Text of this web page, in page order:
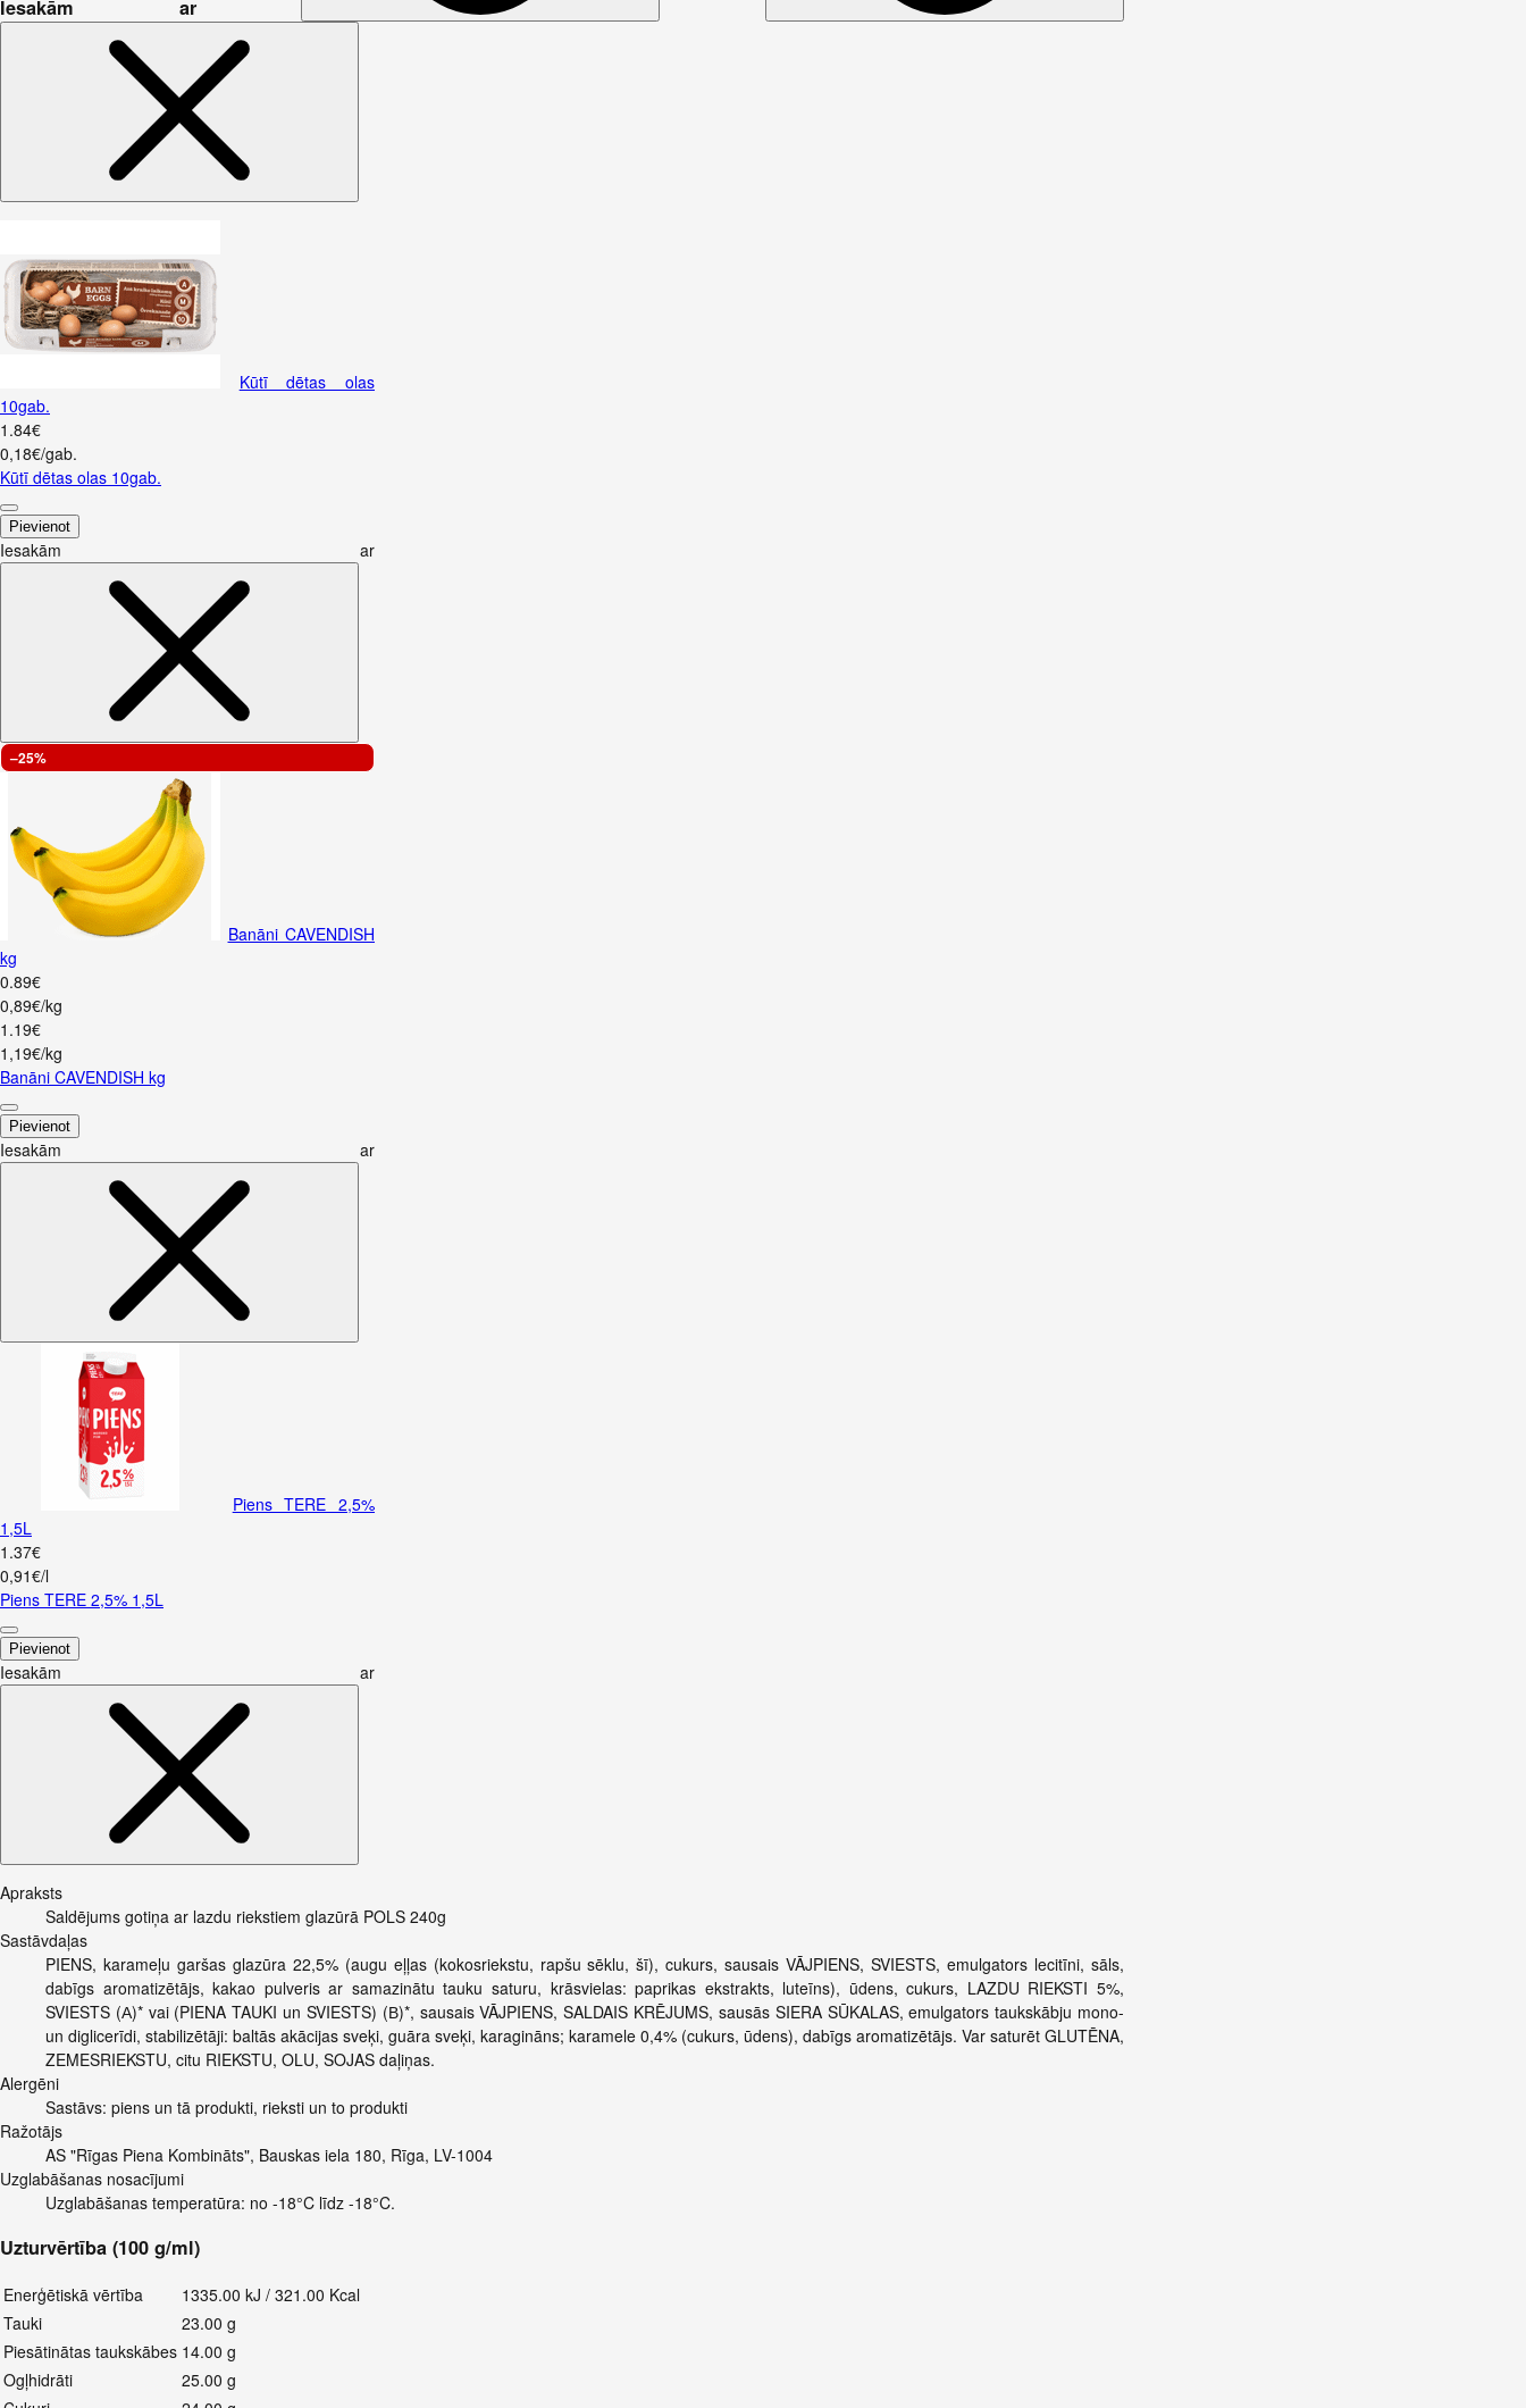
Iesakām ar
Kūtī dētas olas
10gab.
1 .84€
0,18€/gab.
Kūtī dētas olas 10gab.
Pievienot
Iesakām ar
–25%
Banāni CAVENDISH
kg
0.89€
0,89€/kg
1 .19€
1,19€/kg
Banāni CAVENDISH kg
Pievienot
Iesakām ar
Piens TERE 2,5%
1,5L
1 .37€
0,91€/l
Piens TERE 2,5% 1,5L
Pievienot
Iesakām ar
Apraksts
Saldējums gotiņa ar lazdu riekstiem glazūrā POLS 240g
Sastāvdaļas
PIENS, karameļu garšas glazūra 22,5% (augu eļļas (kokosriekstu, rapšu sēklu, šī), cukurs, sausais VĀJPIENS, SVIESTS, emulgators lecitīni, sāls,
dabīgs aromatizētājs, kakao pulveris ar samazinātu tauku saturu, krāsvielas: paprikas ekstrakts, luteīns), ūdens, cukurs, LAZDU RIEKSTI 5%,
SVIESTS (А)* vai (PIENA TAUKI un SVIESTS) (В)*, sausais VĀJPIENS, SALDAIS KRĒJUMS, sausās SIERA SŪKALAS, emulgators taukskābju mono-
un diglicerīdi, stabilizētāji: baltās akācijas sveķi, guāra sveķi, karagināns; karamele 0,4% (cukurs, ūdens), dabīgs aromatizētājs. Var saturēt GLUTĒNA,
ZEMESRIEKSTU, citu RIEKSTU, OLU, SOJAS daļiņas.
Alergēni
Sastāvs: piens un tā produkti, rieksti un to produkti
Ražotājs
AS "Rīgas Piena Kombināts", Bauskas iela 180, Rīga, LV-1004
Uzglabāšanas nosacījumi
Uzglabāšanas temperatūra: no -18°C līdz -18°C.
Uzturvērtība (100 g/ml)
Enerģētiskā vērtība
1335.00 kJ / 321.00 Kcal
Tauki
23.00 g
Piesātinātas taukskābes 14.00 g
Ogļhidrāti
25.00 g